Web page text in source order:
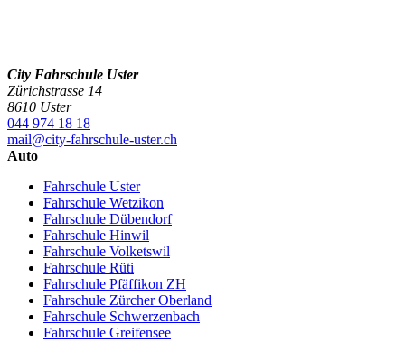
City Fahrschule Uster
Zürichstrasse 14
8610 Uster
044 974 18 18
mail@city-fahrschule-uster.ch
Auto
Fahrschule Uster
Fahrschule Wetzikon
Fahrschule Dübendorf
Fahrschule Hinwil
Fahrschule Volketswil
Fahrschule Rüti
Fahrschule Pfäffikon ZH
Fahrschule Zürcher Oberland
Fahrschule Schwerzenbach
Fahrschule Greifensee